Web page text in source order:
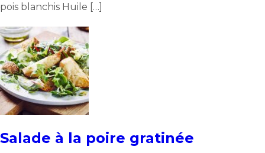
pois blanchis Huile […]
Salade à la poire gratinée